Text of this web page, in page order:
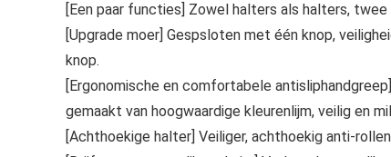
[Een paar functies] Zowel halters als halters,
[Upgrade moer] Gespsloten met één knop,
knop.
[Ergonomische en comfortabele
gemaakt van hoogwaardige kleurenlijm, veilig en
[Achthoekige halter] Veiliger, achthoekig anti-